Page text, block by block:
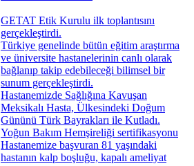
GETAT Etik Kurulu ilk toplantısını
gerçekleştirdi.
Türkiye genelinde bütün eğitim araştırma
ve üniversite hastanelerinin canlı olarak
bağlanıp takip edebileceği bilimsel bir
sunum gerçekleştirdi.
Hastanemizde Sağlığına Kavuşan
Meksikalı Hasta, Ülkesindeki Doğum
Gününü Türk Bayrakları ile Kutladı.
Yoğun Bakım Hemşireliği sertifikasyonu
Hastanemize başvuran 81 yaşındaki
hastanın kalp boşluğu, kapalı ameliyat